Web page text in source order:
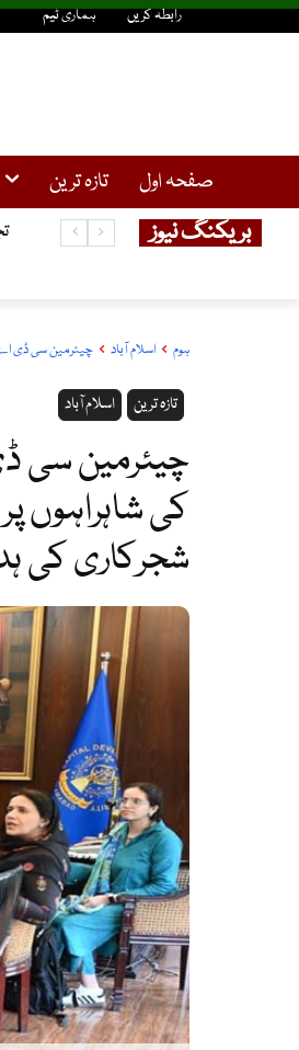
رابطہ کریں ہماری ٹیم
صفحہ اول تازہ ترین
بریکنگ نیوز
ہوم اسلام آباد چیئرمین سی ڈی
اسلام آباد تازہ ترین
چیئرمین سی
کی شاہراہوں
شجرکاری کی